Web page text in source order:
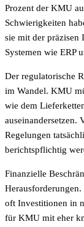
Prozent der KMU
Schwierigkeiten
sie mit der präzisen
Systemen wie ERP
Der regulatorische
im Wandel. KMU
wie dem
auseinandersetzen.
Regelungen
berichtspflichtig
Finanzielle
oft Investitionen in
für KMU mit eher